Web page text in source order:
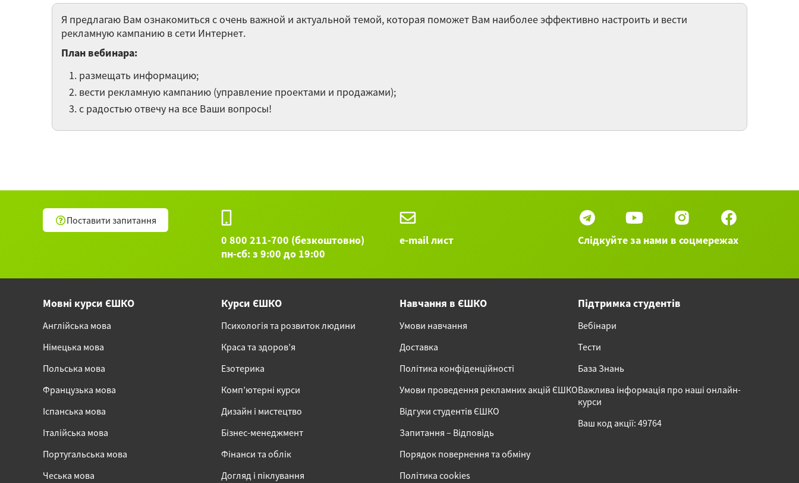
Ведение личного блога
Я предлагаю Вам ознакомиться с очень важной и актуальной темой, которая поможет Вам наиболее эффективно настроить и вести
рекламную кампанию в сети Интернет.
План вебинара:
размещать информацию;
вести рекламную кампанию (управление проектами и продажами);
с радостью отвечу на все Ваши вопросы!
Поставити запитання
0 800 211-700 (безкоштовно)
пн-сб: з 9:00 до 19:00
e-mail лист Слідкуйте за нами в соцмережах
Мовні курси ЄШКО
Англійська мова
Німецька мова
Польська мова
Французька мова
Іспанська мова
Італійська мова
Португальська мова
Чеська мова
Курси ЄШКО
Психологія та розвиток людини
Краса та здоров’я
Езотерика
Комп’ютерні курси
Дизайн і мистецтво
Бізнес-менеджмент
Фінанси та облік
Догляд і піклування
Навчання в ЄШКО
Умови навчання
Доставка
Політика конфіденційності
Умови проведення рекламних акцій ЄШКО
Відгуки студентів ЄШКО
Запитання – Відповідь
Порядок повернення та обміну
Політика cookies
Підтримка студентів
Вебінари
Тести
База Знань
Важлива інформація про наші онлайн-
курси
Ваш код акції: 49764